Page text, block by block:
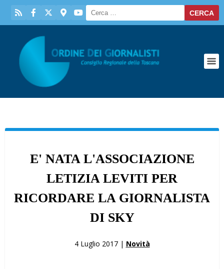
E' NATA L'ASSOCIAZIONE
LETIZIA LEVITI PER
RICORDARE LA GIORNALISTA
DI SKY
4 Luglio 2017 | Novità